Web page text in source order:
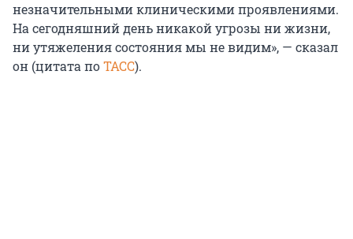
незначительными клиническими проявлениями.
На сегодняшний день никакой угрозы ни жизни,
ни утяжеления состояния мы не видим», — сказал
он (цитата поТАСС).